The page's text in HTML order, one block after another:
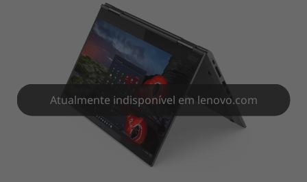
Atualmente indisponível em lenovo.com